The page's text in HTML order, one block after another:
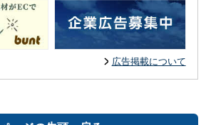
広告掲載について